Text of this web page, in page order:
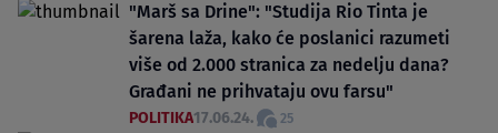
"Marš sa Drine": "Studija Rio Tinta je
šarena laža, kako će poslanici razumeti
više od 2.000 stranica za nedelju dana?
Građani ne prihvataju ovu farsu"
POLITIKA17.06.24. 25